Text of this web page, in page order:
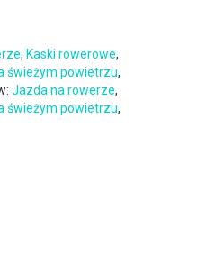
, Kaski rowerowe,
świeżym powietrzu,
Jazda na rowerze,
świeżym powietrzu,